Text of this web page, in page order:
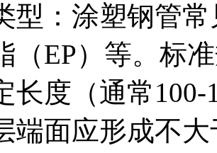
型：涂塑钢管
（EP）等。标
长度（通常
端面应形成不